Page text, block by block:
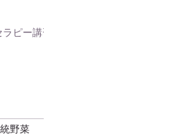
ピー講習
野菜